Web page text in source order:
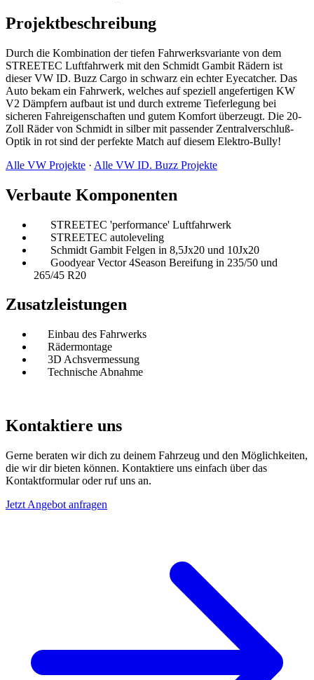
Projektbeschreibung
Durch die Kombination der tiefen Fahrwerksvariante von dem
STREETEC Luftfahrwerk mit den Schmidt Gambit Rädern ist
dieser VW ID. Buzz Cargo in schwarz ein echter Eyecatcher. Das
Auto bekam ein Fahrwerk, welches auf speziell angefertigen KW
V2 Dämpfern aufbaut ist und durch extreme Tieferlegung bei
sicheren Fahreigenschaften und gutem Komfort überzeugt. Die 20-
Zoll Räder von Schmidt in silber mit passender Zentralverschluß-
Optik in rot sind der perfekte Match auf diesem Elektro-Bully!
Alle VW Projekte · Alle VW ID. Buzz Projekte
Verbaute Komponenten
STREETEC 'performance' Luftfahrwerk
STREETEC autoleveling
Schmidt Gambit Felgen in 8,5Jx20 und 10Jx20
Goodyear Vector 4Season Bereifung in 235/50 und
265/45 R20
Zusatzleistungen
Einbau des Fahrwerks
Rädermontage
3D Achsvermessung
Technische Abnahme
Kontaktiere uns
Gerne beraten wir dich zu deinem Fahrzeug und den Möglichkeiten,
die wir dir bieten können. Kontaktiere uns einfach über das
Kontaktformular oder ruf uns an.
Jetzt Angebot anfragen